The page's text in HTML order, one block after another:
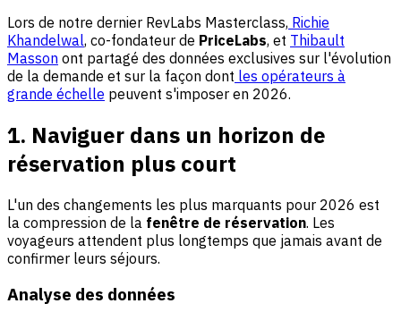
Lors de notre dernier RevLabs Masterclass, Richie
Khandelwal, co-fondateur de PriceLabs, et Thibault
Masson ont partagé des données exclusives sur l'évolution
de la demande et sur la façon dont les opérateurs à
grande échelle peuvent s'imposer en 2026.
1. Naviguer dans un horizon de
réservation plus court
L'un des changements les plus marquants pour 2026 est
la compression de la fenêtre de réservation. Les
voyageurs attendent plus longtemps que jamais avant de
confirmer leurs séjours.
Analyse des données